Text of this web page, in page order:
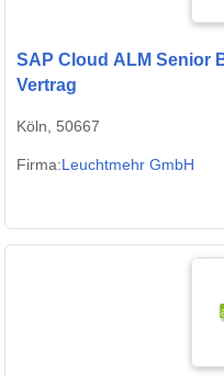
SAP Cloud ALM Senior
Vertrag
Köln, 50667
Firma:Leuchtmehr GmbH